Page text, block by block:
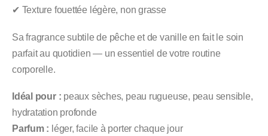
✔ Texture fouettée légère, non grasse
Sa fragrance subtile de pêche et de vanille en fait le soin
parfait au quotidien — un essentiel de votre routine
corporelle.
Idéal pour : peaux sèches, peau rugueuse, peau sensible,
hydratation profonde
Parfum : léger, facile à porter chaque jour